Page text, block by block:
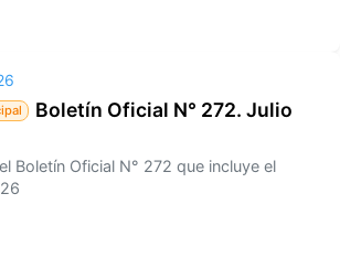
Boletín Oficial N° 272. Julio
Boletín Oficial N° 272 que incluye el